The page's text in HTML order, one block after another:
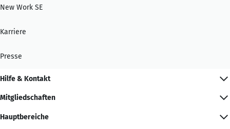
New Work SE
Karriere
Presse
Hilfe & Kontakt
Mitgliedschaften
Hauptbereiche